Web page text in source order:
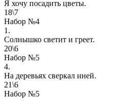
Я хочу посадить цветы.
18\7
Набор №4
1.
Солнышко светит и греет.
20\6
Набор №5
4.
На деревьях сверкал иней.
21\6
Набор №5